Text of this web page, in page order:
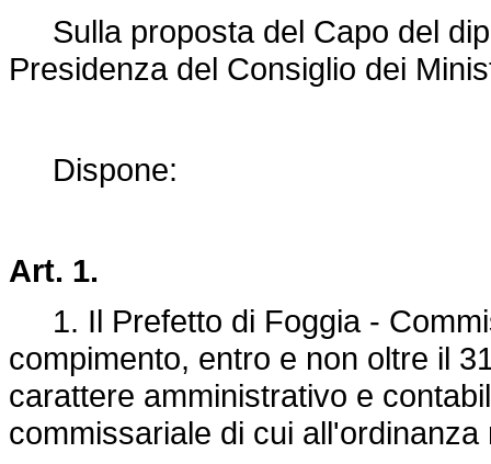
Sulla proposta del Capo del
Presidenza del Consiglio dei
Dispone:
Art. 1.
1. Il Prefetto di Foggia -
compimento, entro e non oltre il
carattere amministrativo e
commissariale di cui